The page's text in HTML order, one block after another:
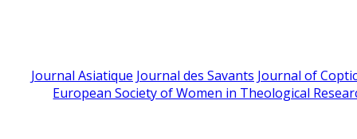
Journal Asiatique Journal des Savants Journal of
European Society of Women in Theological